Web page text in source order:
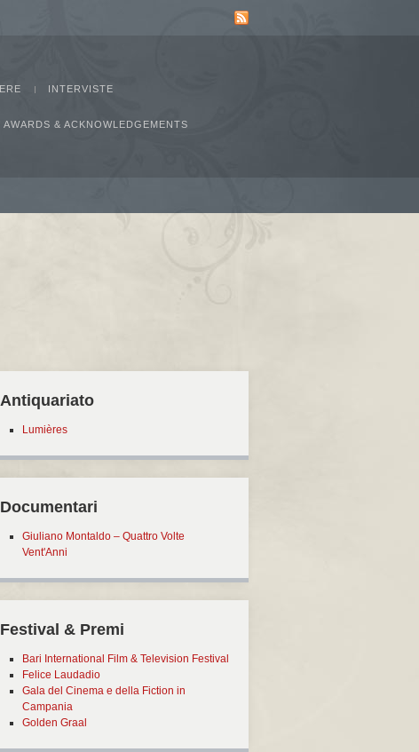
INTERVISTE
& ACKNOWLEDGEMENTS
Antiquariato
Lumières
Documentari
Giuliano Montaldo – Quattro Volte
Vent'Anni
Festival & Premi
Bari International Film & Television Festival
Felice Laudadio
Gala del Cinema e della Fiction in
Campania
Golden Graal